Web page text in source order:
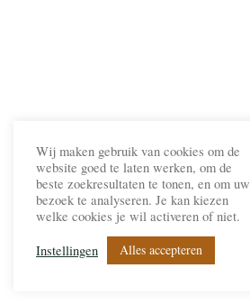
Wij maken gebruik van cookies om de
website goed te laten werken, om de
beste zoekresultaten te tonen, en om uw
bezoek te analyseren. Je kan kiezen
welke cookies je wil activeren of niet.
Instellingen
Alles accepteren